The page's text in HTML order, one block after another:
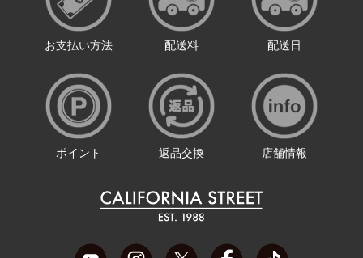
お支払い方法 配送料 配送日
ポイント 返品交換 店舗情報